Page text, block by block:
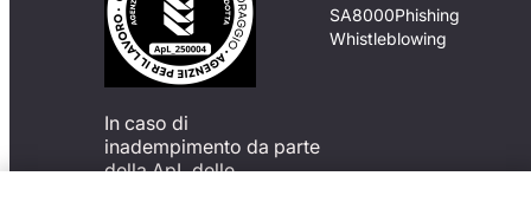
In caso di
inadempimento da parte
della ApL delle
SA8000Phishing
Whistleblowing